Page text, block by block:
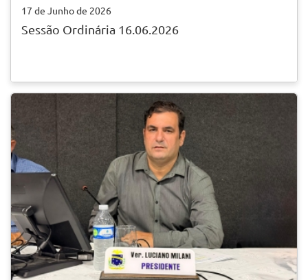
17 de Junho de 2026
Sessão Ordinária 16.06.2026